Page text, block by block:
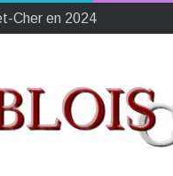
français du sang